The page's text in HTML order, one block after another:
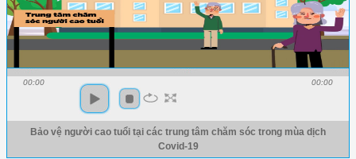
00:00 00:00
Bảo vệ người cao tuổi tại các trung tâm chăm sóc trong mùa dịch
Covid-19